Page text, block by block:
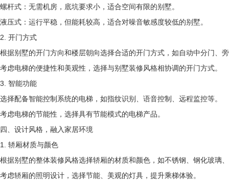
螺杆式：无需机房，底坑要求小，适合空间有限的别墅。
液压式：运行平稳，但能耗较高，适合对噪音敏感度较低的别墅。
2. 开门方式
根据别墅的开门方向和楼层朝向选择合适的开门方式，如自动中分门、
考虑电梯的便捷性和美观性，选择与别墅装修风格相协调的开门方式。
3. 智能功能
选择配备智能控制系统的电梯，如指纹识别、语音控制、远程监控等。
考虑电梯的节能性，选择具有节能模式的电梯产品。
四、设计风格，融入家居环境
1. 轿厢材质与颜色
根据别墅的整体装修风格选择轿厢的材质和颜色，如不锈钢、钢化玻璃
考虑轿厢的照明设计，选择节能、美观的灯具，提升乘梯体验。